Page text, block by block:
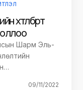
хөтөлбөрт
Шарм Эль-
09/11/2022